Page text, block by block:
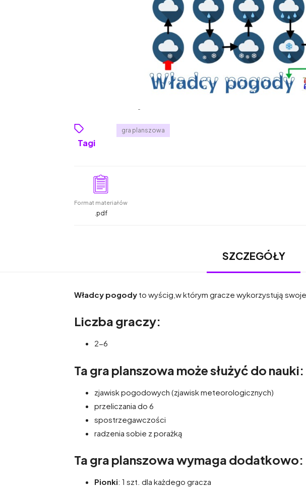
Tagi
gra planszowa
Format materiałów
.pdf
SZCZEGÓŁY
Władcy pogody to wyścig,w którym gracze wykorzystują
Liczba graczy:
2-6
Ta gra planszowa może służyć do nauki:
zjawisk pogodowych (zjawisk meteorologicznych)
przeliczania do 6
spostrzegawczości
radzenia sobie z porażką
Ta gra planszowa wymaga dodatkowo:
Pionki: 1 szt. dla każdego gracza